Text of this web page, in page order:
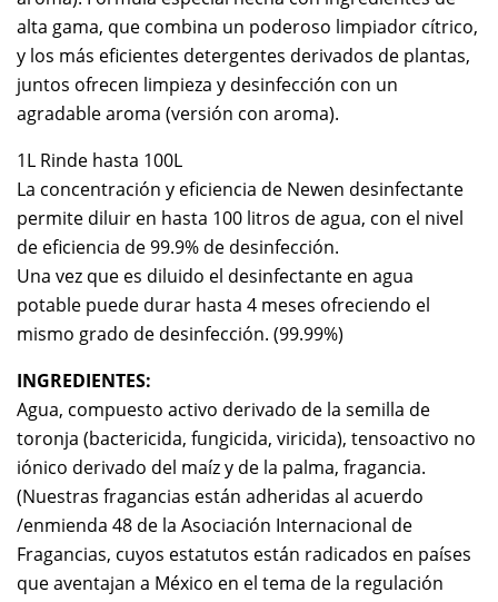
alta gama, que combina un poderoso limpiador cítrico,
y los más eficientes detergentes derivados de plantas,
juntos ofrecen limpieza y desinfección con un
agradable aroma (versión con aroma).
1L Rinde hasta 100L
La concentración y eficiencia de Newen desinfectante
permite diluir en hasta 100 litros de agua, con el nivel
de eficiencia de 99.9% de desinfección.
Una vez que es diluido el desinfectante en agua
potable puede durar hasta 4 meses ofreciendo el
mismo grado de desinfección. (99.99%)
INGREDIENTES:
Agua, compuesto activo derivado de la semilla de
toronja (bactericida, fungicida, viricida), tensoactivo no
iónico derivado del maíz y de la palma, fragancia.
(Nuestras fragancias están adheridas al acuerdo
/enmienda 48 de la Asociación Internacional de
Fragancias, cuyos estatutos están radicados en países
que aventajan a México en el tema de la regulación